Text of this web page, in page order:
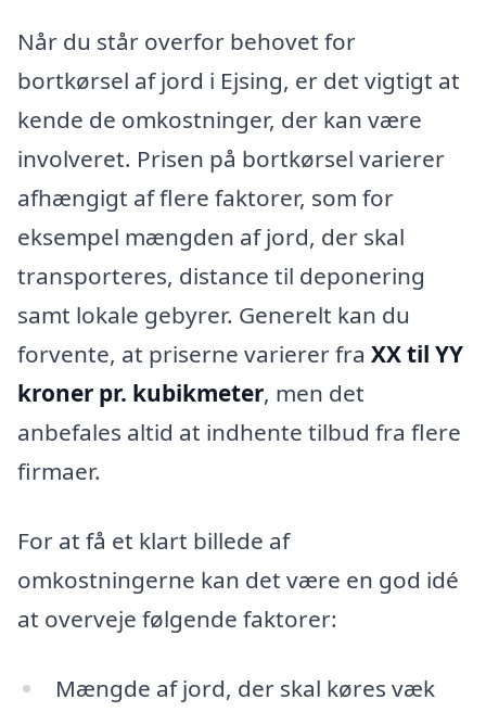
Når du står overfor behovet for
bortkørsel af jord i Ejsing, er det vigtigt at
kende de omkostninger, der kan være
involveret. Prisen på bortkørsel varierer
afhængigt af flere faktorer, som for
eksempel mængden af jord, der skal
transporteres, distance til deponering
samt lokale gebyrer. Generelt kan du
forvente, at priserne varierer fra XX til YY
kroner pr. kubikmeter, men det
anbefales altid at indhente tilbud fra flere
firmaer.
For at få et klart billede af
omkostningerne kan det være en god idé
at overveje følgende faktorer:
Mængde af jord, der skal køres væk